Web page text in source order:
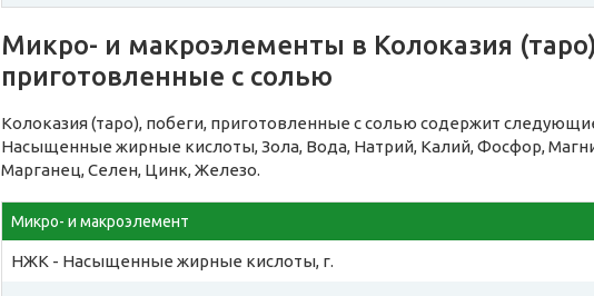
Микро- и макроэлементы в Колоказия
приготовленные с солью
Колоказия (таро), побеги, приготовленные с солью содержит
Насыщенные жирные кислоты, Зола, Вода, Натрий, Калий, Фосфор,
Марганец, Селен, Цинк, Железо.
Микро- и макроэлемент
НЖК - Насыщенные жирные кислоты, г.